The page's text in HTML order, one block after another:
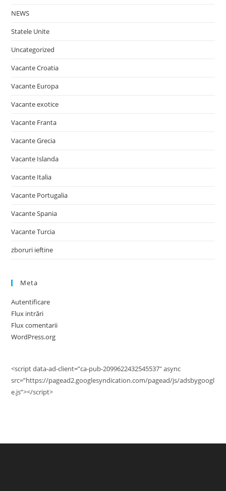
NEWS
Statele Unite
Uncategorized
Vacante Croatia
Vacante Europa
Vacante exotice
Vacante Franta
Vacante Grecia
Vacante Islanda
Vacante Italia
Vacante Portugalia
Vacante Spania
Vacante Turcia
zboruri ieftine
Meta
Autentificare
Flux intrări
Flux comentarii
WordPress.org
<script data-ad-client=”ca-pub-2099622432545537″ async
src=”https://pagead2.googlesyndication.com/pagead/js/adsbygoogl
e.js”></script>